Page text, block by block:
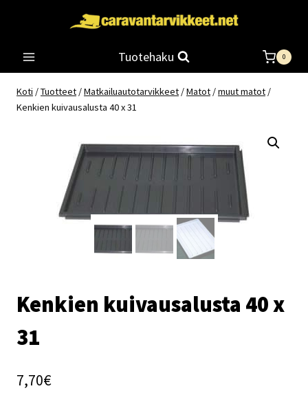
Tuotehaku 0
Koti /Tuotteet /Matkailuautotarvikkeet /Matot /muut matot /
Kenkien kuivausalusta 40 x 31
Kenkien kuivausalusta 40 x
31
7,70€